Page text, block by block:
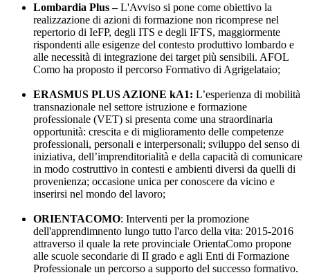
Lombardia Plus –L'Avviso si pone come obiettivo la
realizzazione di azioni di formazione non ricomprese nel
repertorio di IeFP, degli ITS e degli IFTS, maggiormente
rispondenti alle esigenze del contesto produttivo lombardo e
alle necessità di integrazione dei target più sensibili. AFOL
Como ha proposto il percorso Formativo di Agrigelataio;
ERASMUS PLUS AZIONE kA1: L’esperienza di mobilità
transnazionale nel settore istruzione e formazione
professionale (VET) si presenta come una straordinaria
opportunità: crescita e di miglioramento delle competenze
professionali, personali e interpersonali; sviluppo del senso di
iniziativa, dell’imprenditorialità e della capacità di comunicare
in modo costruttivo in contesti e ambienti diversi da quelli di
provenienza; occasione unica per conoscere da vicino e
inserirsi nel mondo del lavoro;
ORIENTACOMO: Interventi per la promozione
dell'apprendimnento lungo tutto l'arco della vita: 2015-2016
attraverso il quale la rete provinciale OrientaComo propone
alle scuole secondarie di II grado e agli Enti di Formazione
Professionale un percorso a supporto del successo formativo.